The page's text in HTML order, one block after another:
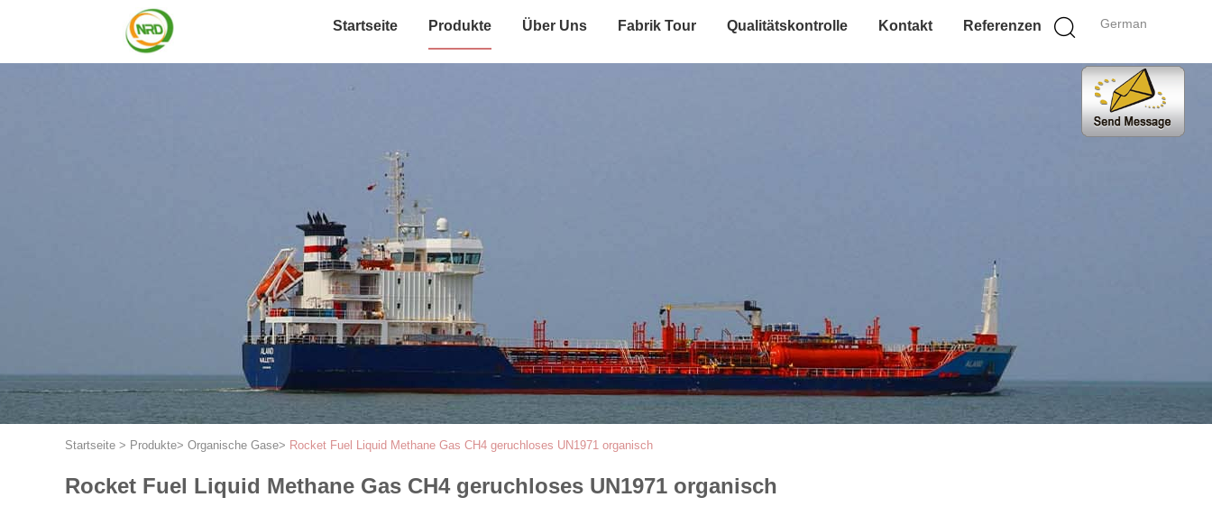
German
Startseite Produkte Über Uns Fabrik Tour Qualitätskontrolle Kontakt Referenzen
Startseite > Produkte> Organische Gase> Rocket Fuel Liquid Methane Gas CH4 geruchloses UN1971 organisch
Rocket Fuel Liquid Methane Gas CH4 geruchloses UN1971 organisch